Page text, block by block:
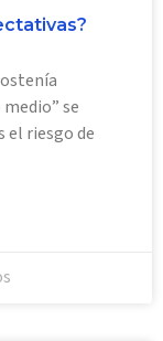
se
riesgo de